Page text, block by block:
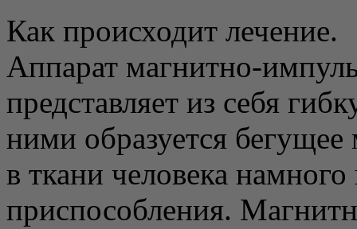
Как происходит лечение.
Аппарат магнитно-
представляет из себя
ними образуется
в ткани человека
приспособления.